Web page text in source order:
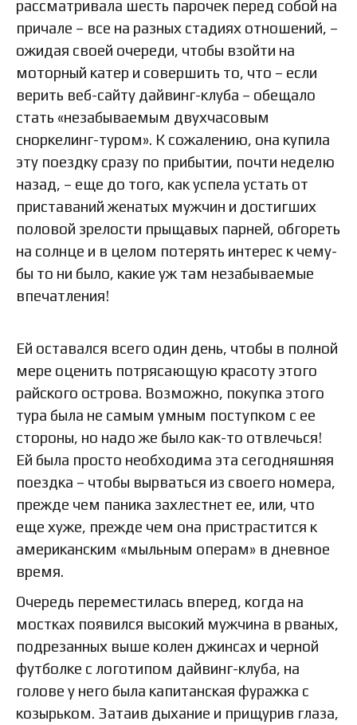
рассматривала шесть парочек перед собой на
причале – все на разных стадиях отношений, –
ожидая своей очереди, чтобы взойти на
моторный катер и совершить то, что – если
верить веб-сайту дайвинг-клуба – обещало
стать «незабываемым двухчасовым
сноркелинг-туром». К сожалению, она купила
эту поездку сразу по прибытии, почти неделю
назад, – еще до того, как успела устать от
приставаний женатых мужчин и достигших
половой зрелости прыщавых парней, обгореть
на солнце и в целом потерять интерес к чему-
бы то ни было, какие уж там незабываемые
впечатления!
Ей оставался всего один день, чтобы в полной
мере оценить потрясающую красоту этого
райского острова. Возможно, покупка этого
тура была не самым умным поступком с ее
стороны, но надо же было как-то отвлечься!
Ей была просто необходима эта сегодняшняя
поездка – чтобы вырваться из своего номера,
прежде чем паника захлестнет ее, или, что
еще хуже, прежде чем она пристрастится к
американским «мыльным операм» в дневное
время.
Очередь переместилась вперед, когда на
мостках появился высокий мужчина в рваных,
подрезанных выше колен джинсах и черной
футболке с логотипом дайвинг-клуба, на
голове у него была капитанская фуражка с
козырьком. Затаив дыхание и прищурив глаза,